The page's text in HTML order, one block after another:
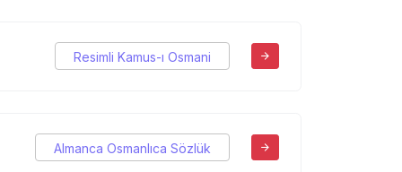
Resimli Kamus-ı Osmani
Almanca Osmanlıca Sözlük